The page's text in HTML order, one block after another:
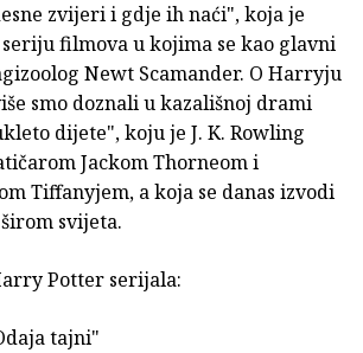
zvijeri i gdje ih naći", koja je
filmova u kojima se kao glavni
Newt Scamander. O Harryju
smo doznali u kazališnoj drami
dijete", koju je J. K. Rowling
Jackom Thorneom i
Tiffanyjem, a koja se danas izvodi
svijeta.
Potter serijala:
tajni"